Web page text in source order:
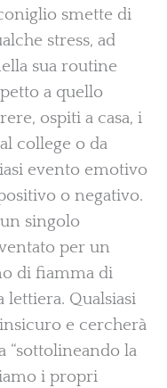
smette di
stress, ad
sua routine
a quello
ospiti a casa, i
college o da
evento emotivo
o negativo.
singolo
per un
di fiamma di
lettiera. Qualsiasi
e cercherà
“sottolineando la
i propri